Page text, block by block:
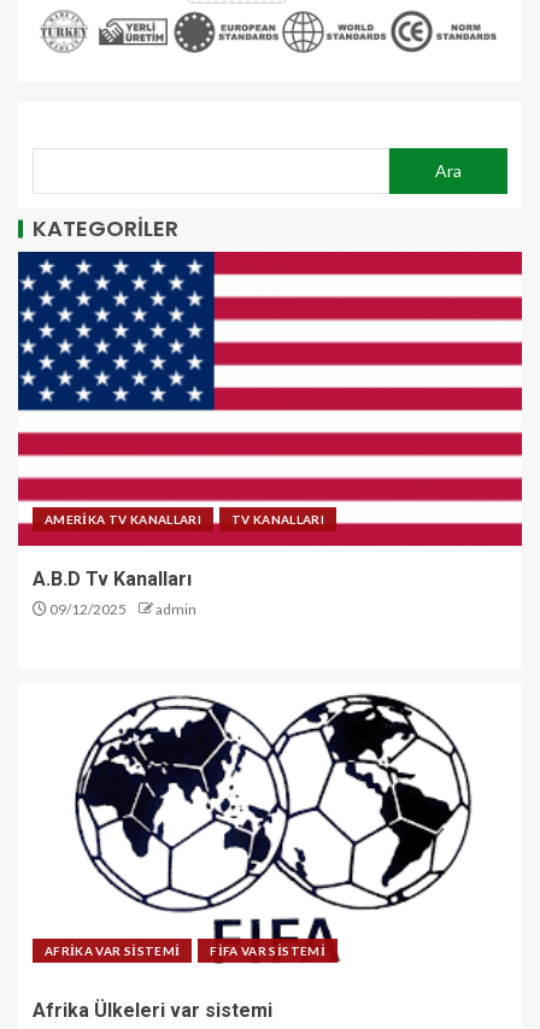
Ara
KATEGORİLER
AMERİKA TV KANALLARI TV KANALLARI
A.B.D Tv Kanalları
09/12/2025 admin
AFRİKA VAR SİSTEMİ FİFA VAR SİSTEMİ
Afrika Ülkeleri var sistemi